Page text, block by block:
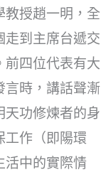
教授趙一明，全
走到主席台遞交
前四位代表有大
言時，講話聲漸
天功修煉者的身
工作（即陽環
活中的實際情